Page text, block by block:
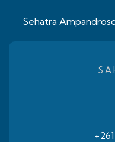
Sehatra